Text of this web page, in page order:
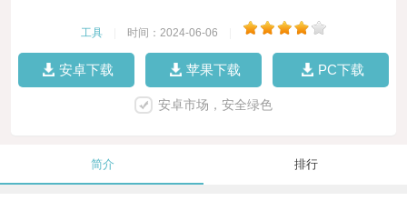
工具 时间：2024-06-06
安卓下载 苹果下载 PC下载
安卓市场，安全绿色
简介 排行